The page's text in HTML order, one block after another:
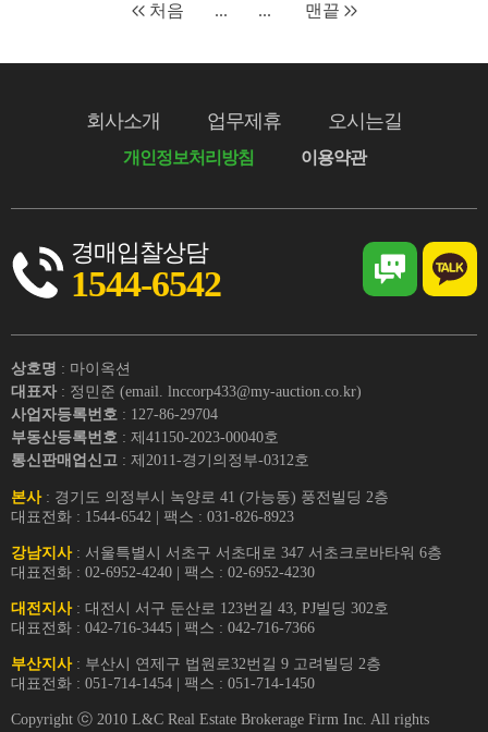
처음 ... ... 맨끝
회사소개 업무제휴 오시는길
개인정보처리방침 이용약관
경매입찰상담
1544-6542
상호명 : 마이옥션
대표자 : 정민준 (email. lnccorp433@my-auction.co.kr)
사업자등록번호 : 127-86-29704
부동산등록번호 : 제41150-2023-00040호
통신판매업신고 : 제2011-경기의정부-0312호
본사: 경기도 의정부시 녹양로 41 (가능동) 풍전빌딩 2층
대표전화 : 1544-6542 | 팩스 : 031-826-8923
강남지사: 서울특별시 서초구 서초대로 347 서초크로바타워 6층
대표전화 : 02-6952-4240 | 팩스 : 02-6952-4230
대전지사: 대전시 서구 둔산로 123번길 43, PJ빌딩 302호
대표전화 : 042-716-3445 | 팩스 : 042-716-7366
부산지사: 부산시 연제구 법원로32번길 9 고려빌딩 2층
대표전화 : 051-714-1454 | 팩스 : 051-714-1450
Copyright ⓒ 2010 L&C Real Estate Brokerage Firm Inc. All rights